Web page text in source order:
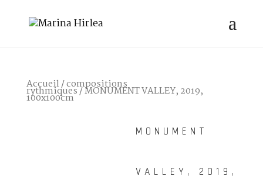
Accueil/compositions
rythmiques/ MONUMENT VALLEY, 2019,
100x100cm
MONUMENT
VALLEY, 2019,